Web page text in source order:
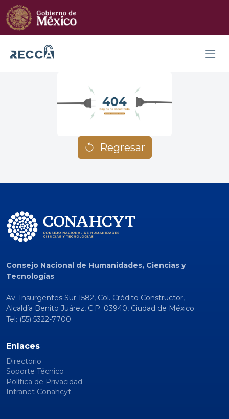
Regresar
Consejo Nacional de Humanidades, Ciencias y
Tecnologías
Av. Insurgentes Sur 1582, Col. Crédito Constructor,
Alcaldía Benito Juárez, C.P. 03940, Ciudad de México
Tel: (55) 5322-7700
Enlaces
Directorio
Soporte Técnico
Política de Privacidad
Intranet Conahcyt